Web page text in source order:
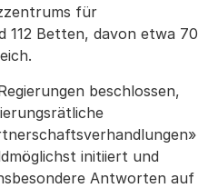
für
112 Betten, davon etwa 70
beschlossen,
initiiert und
Antworten auf